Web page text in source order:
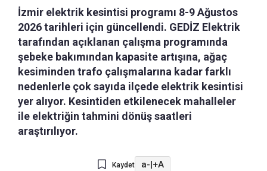
İzmir elektrik kesintisi programı 8-9 Ağustos
2026 tarihleri için güncellendi. GEDİZ Elektrik
tarafından açıklanan çalışma programında
şebeke bakımından kapasite artışına, ağaç
kesiminden trafo çalışmalarına kadar farklı
nedenlerle çok sayıda ilçede elektrik kesintisi
yer alıyor. Kesintiden etkilenecek mahalleler
ile elektriğin tahmini dönüş saatleri
araştırılıyor.
Kaydet a- +A